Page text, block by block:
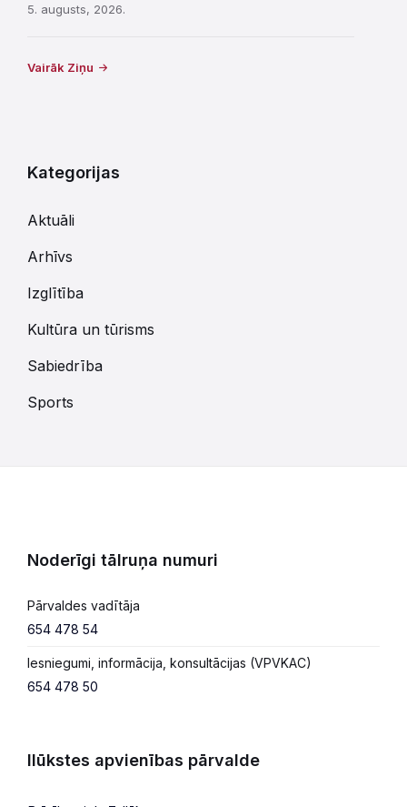
5. augusts, 2026.
Vairāk Ziņu
Kategorijas
Aktuāli
Arhīvs
Izglītība
Kultūra un tūrisms
Sabiedrība
Sports
Noderīgi tālruņa numuri
Pārvaldes vadītāja
654 478 54
Iesniegumi, informācija, konsultācijas (VPVKAC)
654 478 50
Ilūkstes apvienības pārvalde